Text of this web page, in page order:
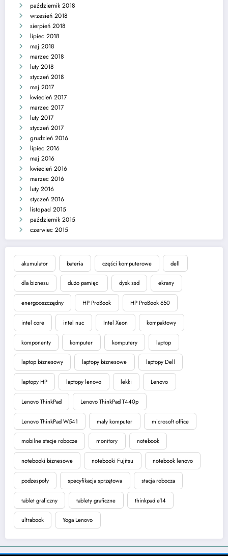
październik 2018
wrzesień 2018
sierpień 2018
lipiec 2018
maj 2018
marzec 2018
luty 2018
styczeń 2018
maj 2017
kwiecień 2017
marzec 2017
luty 2017
styczeń 2017
grudzień 2016
lipiec 2016
maj 2016
kwiecień 2016
marzec 2016
luty 2016
styczeń 2016
listopad 2015
październik 2015
czerwiec 2015
akumulator bateria części komputerowe dell
dla biznesu dużo pamięci dysk ssd ekrany
energooszczędny HP ProBook HP ProBook 650
intel core intel nuc Intel Xeon kompaktowy
komponenty komputer komputery laptop
laptop biznesowy laptopy biznesowe laptopy Dell
laptopy HP laptopy lenovo lekki Lenovo
Lenovo ThinkPad Lenovo ThinkPad T440p
Lenovo ThinkPad W541 mały komputer microsoft office
mobilne stacje robocze monitory notebook
notebooki biznesowe notebooki Fujitsu notebook lenovo
podzespoły specyfikacja sprzętowa stacja robocza
tablet graficzny tablety graficzne thinkpad e14
ultrabook Yoga Lenovo